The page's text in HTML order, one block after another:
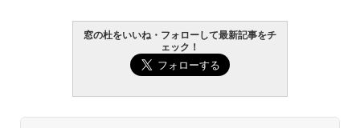
窓の杜をいいね・フォローして最新記事をチ
ェック！